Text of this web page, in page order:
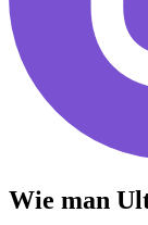
Wie man